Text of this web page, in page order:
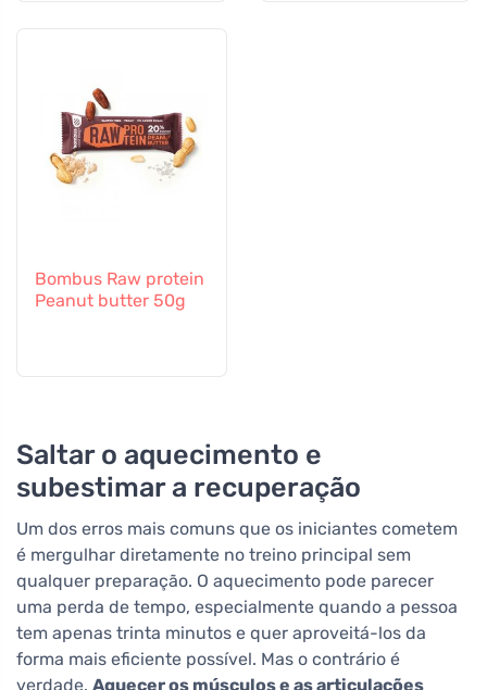
Bombus Raw protein
Peanut butter 50g
Saltar o aquecimento e
subestimar a recuperação
Um dos erros mais comuns que os iniciantes cometem
é mergulhar diretamente no treino principal sem
qualquer preparação. O aquecimento pode parecer
uma perda de tempo, especialmente quando a pessoa
tem apenas trinta minutos e quer aproveitá-los da
forma mais eficiente possível. Mas o contrário é
verdade. Aquecer os músculos e as articulações